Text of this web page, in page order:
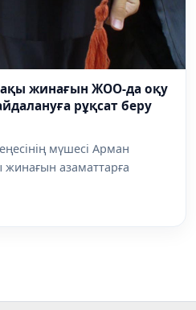
жинағын ЖОО-да оқу
рұқсат беру
мүшесі Арман
азаматтарға